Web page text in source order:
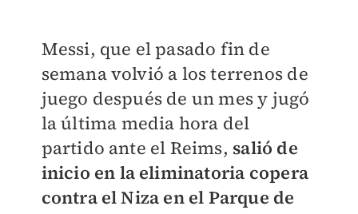
Messi, que el pasado fin de
semana volvió a los terrenos de
juego después de un mes y jugó
la última media hora del
partido ante el Reims, salió de
inicio en la eliminatoria copera
contra el Niza en el Parque de